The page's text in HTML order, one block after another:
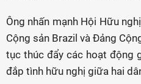
Ông nhấn mạnh Hội Hữu
Cộng sản Brazil và Đảng
tục thúc đẩy các hoạt động
đắp tình hữu nghị giữa hai